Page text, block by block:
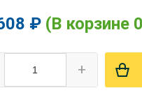
₽ (В корзине
+